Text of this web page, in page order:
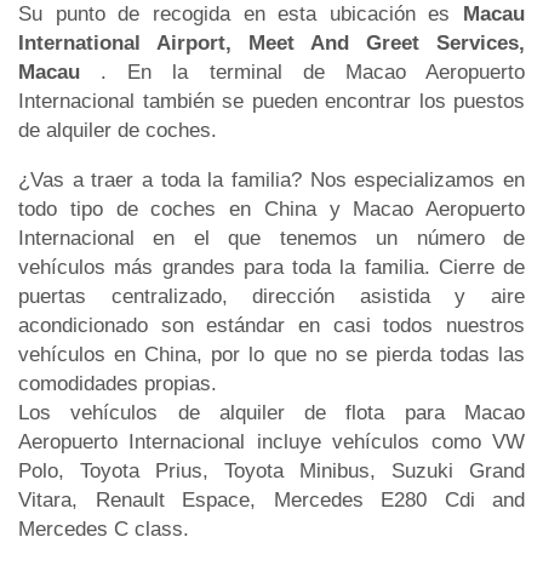
Su punto de recogida en esta ubicación es Macau
International Airport, Meet And Greet Services,
Macau . En la terminal de Macao Aeropuerto
Internacional también se pueden encontrar los puestos
de alquiler de coches.
¿Vas a traer a toda la familia? Nos especializamos en
todo tipo de coches en China y Macao Aeropuerto
Internacional en el que tenemos un número de
vehículos más grandes para toda la familia. Cierre de
puertas centralizado, dirección asistida y aire
acondicionado son estándar en casi todos nuestros
vehículos en China, por lo que no se pierda todas las
comodidades propias.
Los vehículos de alquiler de flota para Macao
Aeropuerto Internacional incluye vehículos como VW
Polo, Toyota Prius, Toyota Minibus, Suzuki Grand
Vitara, Renault Espace, Mercedes E280 Cdi and
Mercedes C class.